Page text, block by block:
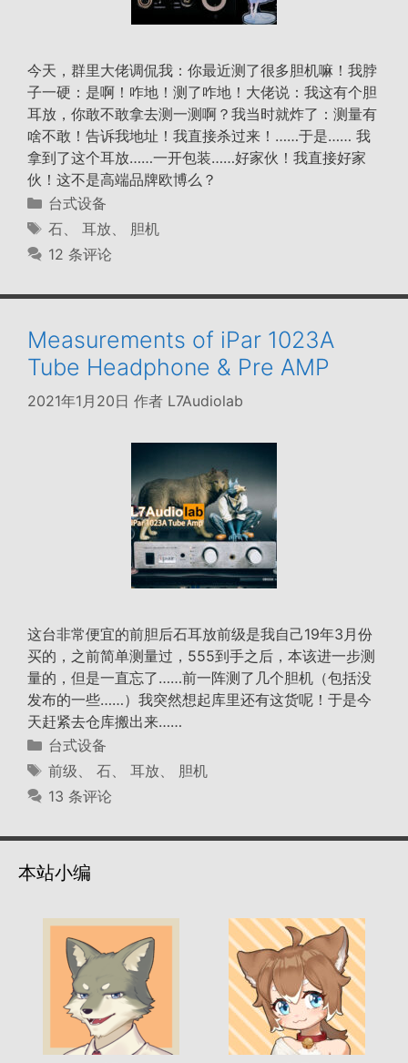
今天，群里大佬调侃我：你最近测了很多胆机嘛！我脖
子一硬：是啊！咋地！测了咋地！大佬说：我这有个胆
耳放，你敢不敢拿去测一测啊？我当时就炸了：测量有
啥不敢！告诉我地址！我直接杀过来！……于是…… 我
拿到了这个耳放……一开包装……好家伙！我直接好家
伙！这不是高端品牌欧博么？
分
类
台式设备
标
签
石、 耳放、 胆机
12 条评论
Measurements of iPar 1023A
Tube Headphone & Pre AMP
2021年1月20日 作者 L7Audiolab
这台非常便宜的前胆后石耳放前级是我自己19年3月份
买的，之前简单测量过，555到手之后，本该进一步测
量的，但是一直忘了……前一阵测了几个胆机（包括没
发布的一些……）我突然想起库里还有这货呢！于是今
天赶紧去仓库搬出来……
分
类
台式设备
标
签
前级、 石、 耳放、 胆机
13 条评论
本站小编